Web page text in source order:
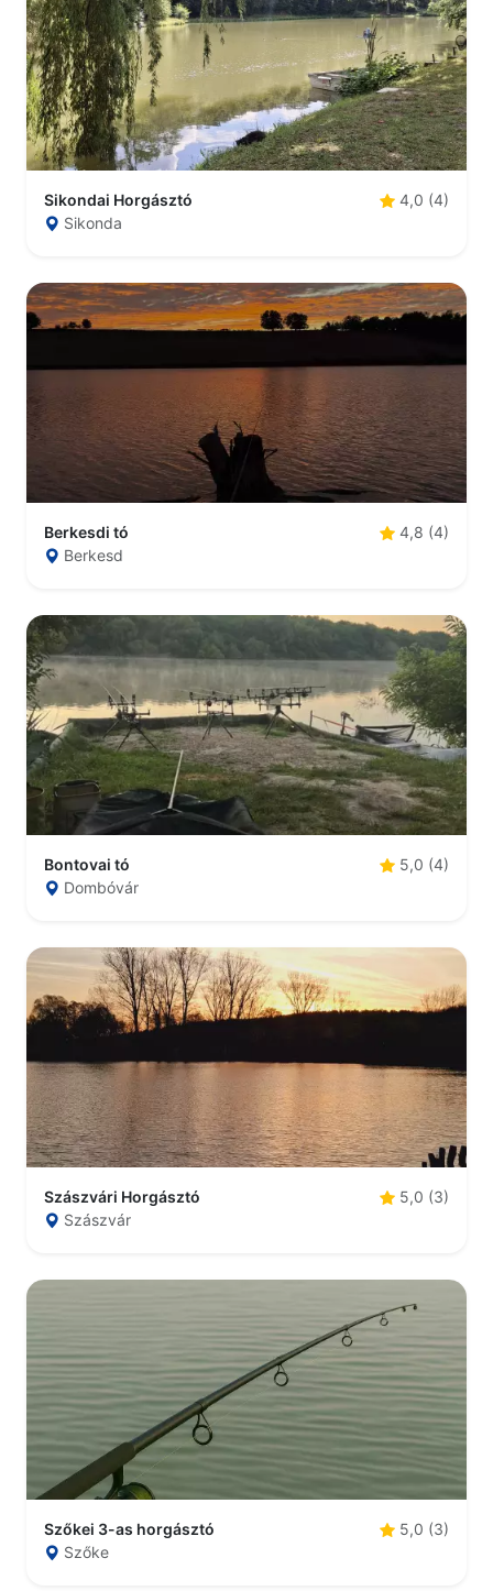
Sikondai Horgásztó
4,0 (4)
Sikonda
Berkesdi tó
4,8 (4)
Berkesd
Bontovai tó
5,0 (4)
Dombóvár
Szászvári Horgásztó
5,0 (3)
Szászvár
Szőkei 3-as horgásztó
5,0 (3)
Szőke